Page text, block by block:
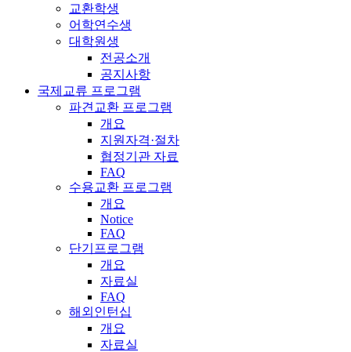
교환학생
어학연수생
대학원생
전공소개
공지사항
국제교류 프로그램
파견교환 프로그램
개요
지원자격·절차
협정기관 자료
FAQ
수용교환 프로그램
개요
Notice
FAQ
단기프로그램
개요
자료실
FAQ
해외인턴십
개요
자료실